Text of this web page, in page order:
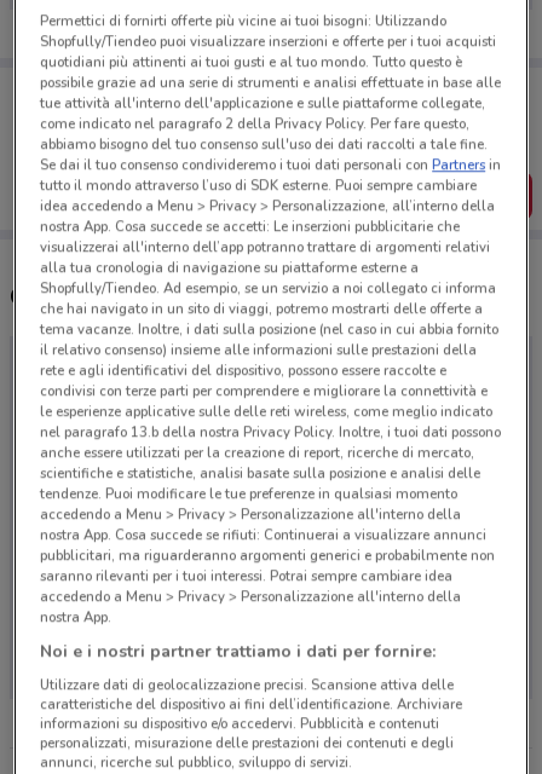
Porta DoveConviene sempre con te!
Puoi trovare le migliori offerte dei negozi vicino a te,
salvarle e creare la tua lista del risparmio, comodamente
dal tuo cellulare.
SCARICA L’APP
Orari Comet e negozi
Permettici di fornirti offerte più vicine ai tuoi bisogni: Utilizzando
Shopfully/Tiendeo puoi visualizzare inserzioni e offerte per i tuoi acquisti
quotidiani più attinenti ai tuoi gusti e al tuo mondo. Tutto questo è
possibile grazie ad una serie di strumenti e analisi effettuate in base alle
tue attività all'interno dell'applicazione e sulle piattaforme collegate,
come indicato nel paragrafo 2 della Privacy Policy. Per fare questo,
abbiamo bisogno del tuo consenso sull'uso dei dati raccolti a tale fine.
Se dai il tuo consenso condivideremo i tuoi dati personali conPartnersin
tutto il mondo attraverso l’uso di SDK esterne. Puoi sempre cambiare
idea accedendo a Menu > Privacy > Personalizzazione, all’interno della
nostra App. Cosa succede se accetti: Le inserzioni pubblicitarie che
visualizzerai all'interno dell’app potranno trattare di argomenti relativi
alla tua cronologia di navigazione su piattaforme esterne a
Shopfully/Tiendeo. Ad esempio, se un servizio a noi collegato ci informa
che hai navigato in un sito di viaggi, potremo mostrarti delle offerte a
tema vacanze. Inoltre, i dati sulla posizione (nel caso in cui abbia fornito
il relativo consenso) insieme alle informazioni sulle prestazioni della
rete e agli identificativi del dispositivo, possono essere raccolte e
condivisi con terze parti per comprendere e migliorare la connettività e
le esperienze applicative sulle delle reti wireless, come meglio indicato
nel paragrafo 13.b della nostra Privacy Policy. Inoltre, i tuoi dati possono
anche essere utilizzati per la creazione di report, ricerche di mercato,
scientifiche e statistiche, analisi basate sulla posizione e analisi delle
tendenze. Puoi modificare le tue preferenze in qualsiasi momento
accedendo a Menu > Privacy > Personalizzazione all'interno della
nostra App. Cosa succede se rifiuti: Continuerai a visualizzare annunci
pubblicitari, ma riguarderanno argomenti generici e probabilmente non
saranno rilevanti per i tuoi interessi. Potrai sempre cambiare idea
accedendo a Menu > Privacy > Personalizzazione all'interno della
nostra App.
Noi e i nostri partner trattiamo i dati per fornire:
Utilizzare dati di geolocalizzazione precisi. Scansione attiva delle
caratteristiche del dispositivo ai fini dell’identificazione. Archiviare
informazioni su dispositivo e/o accedervi. Pubblicità e contenuti
personalizzati, misurazione delle prestazioni dei contenuti e degli
annunci, ricerche sul pubblico, sviluppo di servizi.